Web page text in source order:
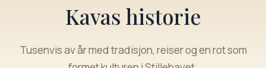
Kavas historie
Tusenvis av år med tradisjon, reiser og en rot som